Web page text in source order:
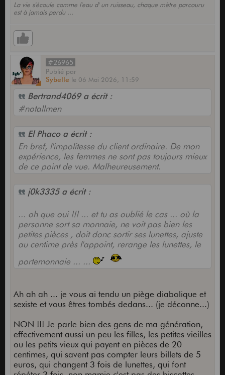
La vie s'écoule comme l'eau d' un ruisseau, chaque mètre parcouru
est à jamais perdu ...
#26965
Publié par
Sybelle le 06 Mai 2026, 11:59
Bertrand4069 a écrit :
#notallmen
El Phaco a écrit :
En bref, l'impolitesse du client ordinaire. De mon
expérience, les femmes ne sont pas toujours mieux
de ce point de vue. Malheureusement.
j0k3335 a écrit :
... oh que oui !!! ... et tu as oublié le cas ... où la
personne sort sa monnaie, ne voit pas bien les
petites pièces , doit donc sortir ses lunettes, ajuste
au centime près l'appoint, rerange les lunettes, le
portemonnaie ... ...
Ah ah ah ... je vous ai tendu un piège diabolique et
sexiste et vous êtres tombés dedans... (je déconne...)
NON !!! Je parle bien des gens de ma génération,
effectivement aussi un peu les filles, les petites vieilles
ou les petits vieux qui payent en pièces de 20
centimes, qui savent pas compter leurs billets de 5
euros, qui changent 3 fois de lunettes, qui font